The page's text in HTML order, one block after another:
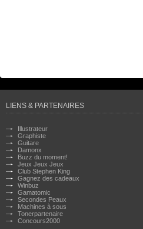
LIENS & PARTENAIRES
Illustrateur
Graphiste
Guitare
Damonx
Buzz du moment!
Jeux Jeux Jeux
Club Stephen King
Gagnez des cadeaux
Winbuz
Gamatomic
Secondes Peaux
Machines à sous
Tonerpartenaire
Concours2000